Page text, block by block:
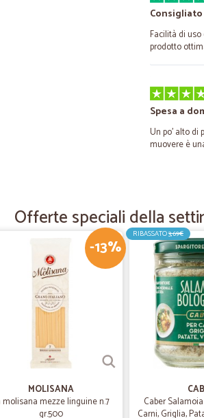
Facilità di
prodotto
Spesa a
Un po' alto di
muovere è
Grande
Grande scelta
prodotti
prodotti
Tutto
Offerte speciali della
-13%
MOLISANA
molisana mezze linguine n.7
gr.500
RIBASSATO3,69€
Caber
Carni, Griglia,